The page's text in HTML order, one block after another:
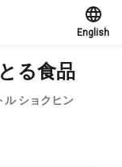
English
る食品
ル ショクヒン